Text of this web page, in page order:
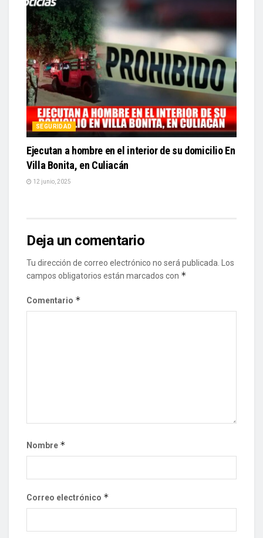
SEGURIDAD
Ejecutan a hombre en el interior de su domicilio En
Villa Bonita, en Culiacán
12 junio, 2025
Deja un comentario
Tu dirección de correo electrónico no será publicada. Los
campos obligatorios están marcados con *
Comentario *
Nombre *
Correo electrónico *